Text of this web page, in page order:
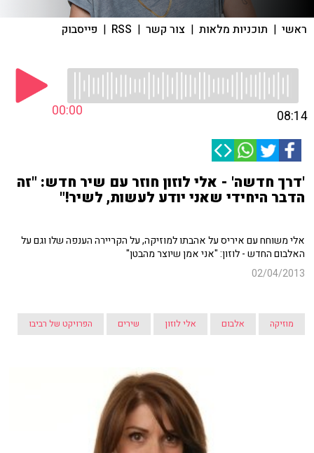
ראשי | תוכניות מלאות | צור קשר |
RSS
| פייסבוק
00:00 08:14
'דרך חדשה' - אלי לוזון חוזר עם שיר חדש: "זה
הדבר היחידי שאני יודע לעשות, לשיר!"
אלי משוחח עם איריס על אהבתו למוזיקה, על הקריירה הענפה שלו וגם על
האלבום החדש - לוזון: "אני אמן שיוצר מהבטן"
02/04/2013
מוזיקה אלבום אלי לוזון שירים הפרויקט של רביבו